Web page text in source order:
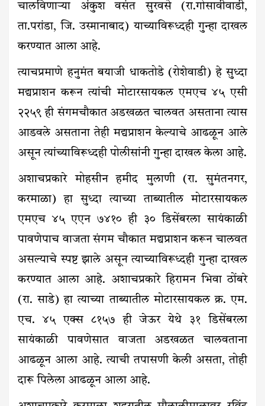
चालविणाऱ्या अंकुश वसंत सुरवसे (रा.गोसावीवाडी,
ता.परांडा, जि. उस्मानाबाद) याच्याविरूध्दही गुन्हा दाखल
करण्यात आला आहे.
त्याचप्रमाणे हनुमंत बयाजी धाकतोडे (रोशेवाडी) हे सुध्दा
मद्यप्राशन करून त्यांची मोटारसायकल एमएच ४५ एसी
२२५९ ही संगमचौकात अडखळत चालवत असताना त्यास
आडवले असताना तेही मद्यप्राशन केल्याचे आढळून आले
असून त्यांच्याविरूध्दही पोलीसांनी गुन्हा दाखल केला आहे.
अशाचप्रकारे मोहसीन हमीद मुलाणी (रा. सुमंतनगर,
करमाळा) हा सुध्दा त्याच्या ताब्यातील मोटारसायकल
एमएच ४५ एएन ७४१० ही ३० डिसेंबरला सायंकाळी
पावणेपाच वाजता संगम चौकात मद्यप्राशन करून चालवत
असल्याचे स्पष्ट झाले असून त्याच्याविरूध्दही गुन्हा दाखल
करण्यात आला आहे. अशाचप्रकारे हिरामन भिवा ठोंबरे
(रा. साडे) हा त्याच्या ताब्यातील मोटारसायकल क्र. एम.
एच. ४५ एक्स ८१५७ ही जेऊर येथे ३१ डिसेंबरला
सायंकाळी पावणेसात वाजता अडखळत चालवताना
आढळून आला आहे. त्याची तपासणी केली असता, तोही
दारू पिलेला आढळून आला आहे.